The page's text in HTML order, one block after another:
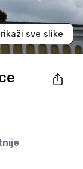
sve slike